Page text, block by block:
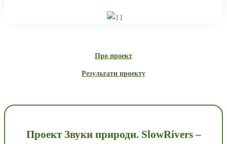
Про проект
Результати проекту
Проект Звуки природи. SlowRivers –